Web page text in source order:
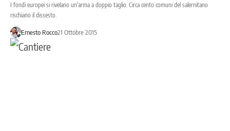
I fondi europei si rivelano un'arma a doppio taglio. Circa cento comuni del salernitano
rischiano il dissesto.
Ernesto Rocco21 Ottobre 2015